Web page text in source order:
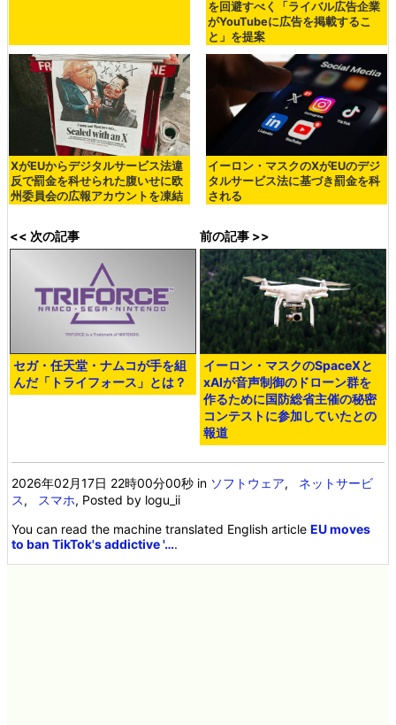
を回避すべく「ライバル広告企業
がYouTubeに広告を掲載するこ
と」を提案
XがEUからデジタルサービス法違
反で罰金を科せられた腹いせに欧
州委員会の広報アカウントを凍結
イーロン・マスクのXがEUのデジ
タルサービス法に基づき罰金を科
される
<< 次の記事
セガ・任天堂・ナムコが手を組
んだ「トライフォース」とは？
前の記事 >>
イーロン・マスクのSpaceXと
xAIが音声制御のドローン群を
作るために国防総省主催の秘密
コンテストに参加していたとの
報道
2026年02月17日 22時00分00秒 in ソフトウェア, ネットサービ
ス, スマホ, Posted by logu_ii
You can read the machine translated English articleEU moves
to ban TikTok's addictive '….